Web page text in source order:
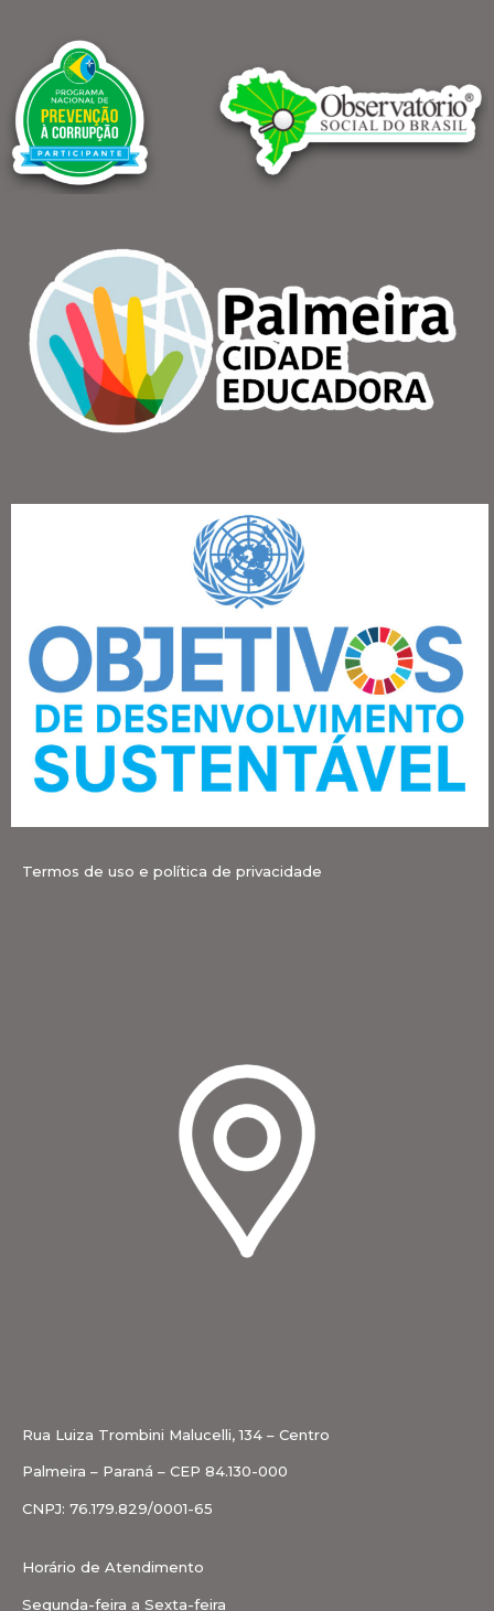
Termos de uso e política de privacidade
Rua Luiza Trombini Malucelli, 134 – Centro
Palmeira – Paraná – CEP 84.130-000
CNPJ: 76.179.829/0001-65
Horário de Atendimento
Segunda-feira a Sexta-feira